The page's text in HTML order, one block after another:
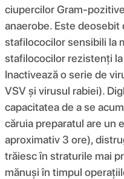
ciupercilor Gram-
anaerobe. Este
stafilococilor sensibili la
stafilococilor rezistenți
Inactivează o serie de
VSV și virusul rabiei).
capacitatea de a se
căruia preparatul are un
aproximativ 3 ore),
trăiesc în straturile mai
mănuși în timpul